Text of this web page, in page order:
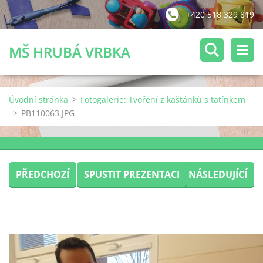
+420 518 329 819
MŠ HRUBÁ VRBKA
Úvodní stránka > Fotogalerie: Tvoření z kaštánků s tatínkem
> PB110063.JPG
PŘEDCHOZÍ SPUSTIT PREZENTACI NÁSLEDUJÍCÍ